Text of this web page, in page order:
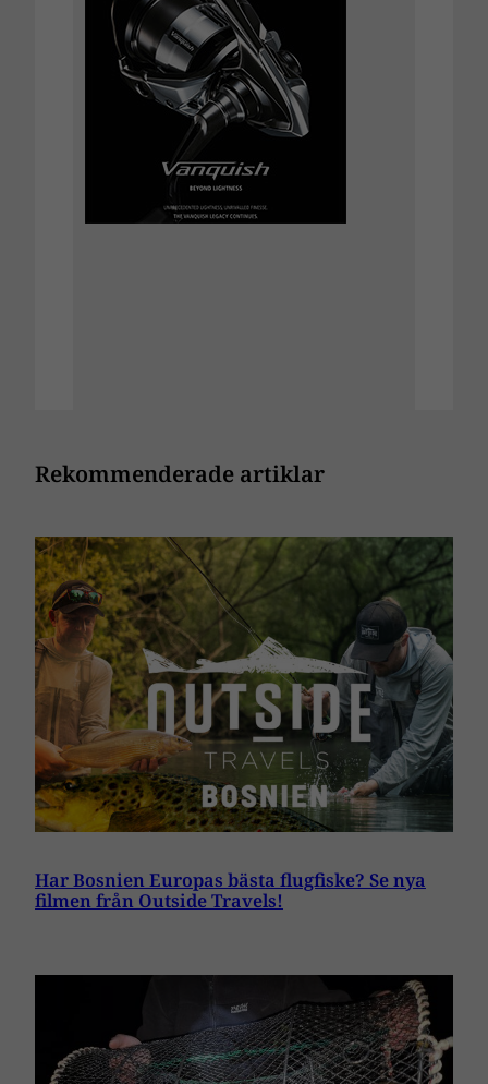
Rekommenderade artiklar
Har Bosnien Europas bästa flugfiske? Se nya
filmen från Outside Travels!